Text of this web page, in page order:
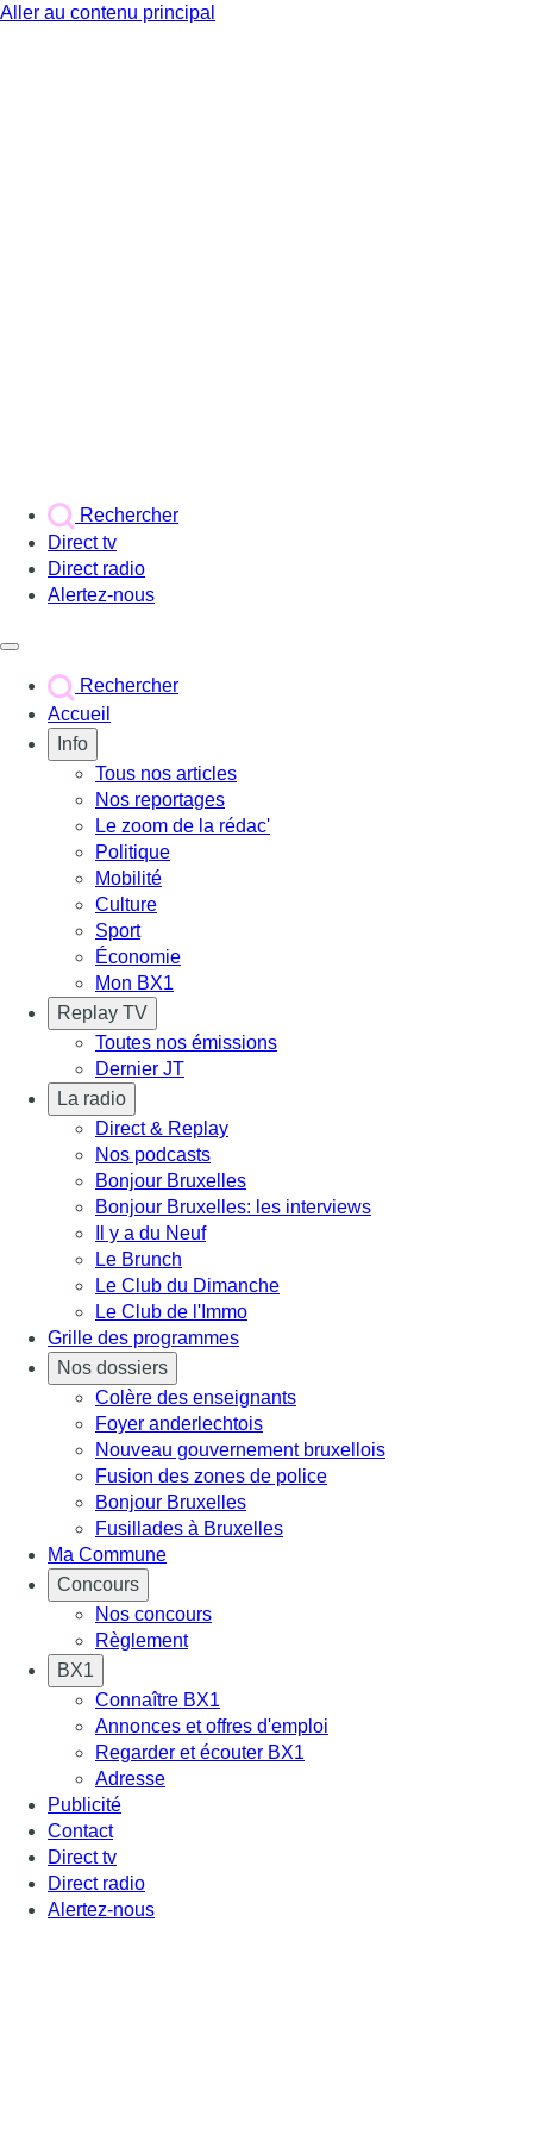
Aller au contenu principal
Rechercher
Direct tv
Direct radio
Alertez-nous
Rechercher
Accueil
Info
Tous nos articles
Nos reportages
Le zoom de la rédac'
Politique
Mobilité
Culture
Sport
Économie
Mon BX1
Replay TV
Toutes nos émissions
Dernier JT
La radio
Direct & Replay
Nos podcasts
Bonjour Bruxelles
Bonjour Bruxelles: les interviews
Il y a du Neuf
Le Brunch
Le Club du Dimanche
Le Club de l'Immo
Grille des programmes
Nos dossiers
Colère des enseignants
Foyer anderlechtois
Nouveau gouvernement bruxellois
Fusion des zones de police
Bonjour Bruxelles
Fusillades à Bruxelles
Ma Commune
Concours
Nos concours
Règlement
BX1
Connaître BX1
Annonces et offres d'emploi
Regarder et écouter BX1
Adresse
Publicité
Contact
Direct tv
Direct radio
Alertez-nous